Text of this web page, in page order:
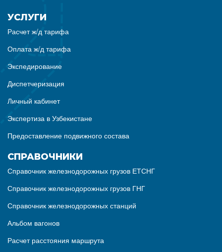
УСЛУГИ
Расчет ж/д тарифа
Оплата ж/д тарифа
Экспедирование
Диспетчеризация
Личный кабинет
Экспертиза в Узбекистане
Предоставление подвижного состава
СПРАВОЧНИКИ
Справочник железнодорожных грузов ЕТСНГ
Справочник железнодорожных грузов ГНГ
Справочник железнодорожных станций
Альбом вагонов
Расчет расстояния маршрута